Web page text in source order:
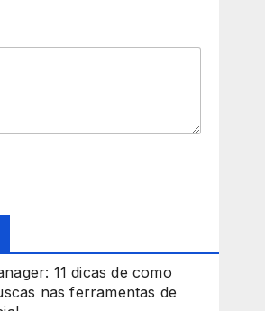
11 dicas de como
nas ferramentas de